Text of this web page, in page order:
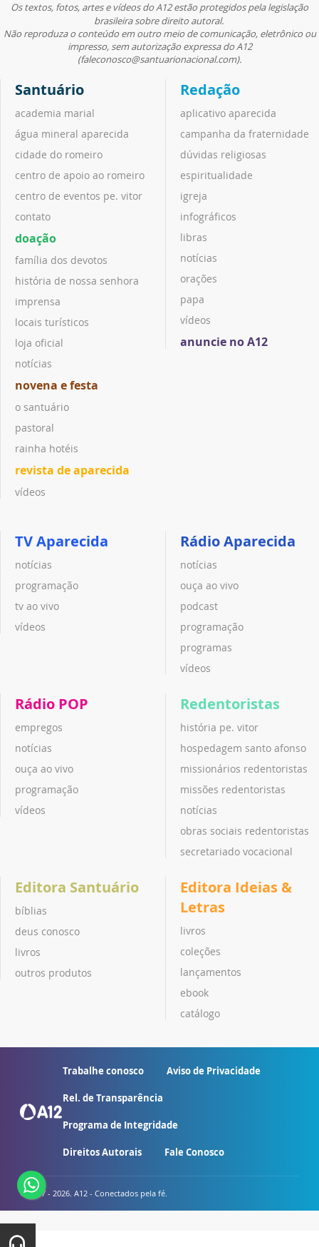
Os textos, fotos, artes e vídeos do A12 estão protegidos pela legislação
brasileira sobre direito autoral.
Não reproduza o conteúdo em outro meio de comunicação, eletrônico ou
impresso, sem autorização expressa do A12
(faleconosco@santuarionacional.com).
Santuário
academia marial
água mineral aparecida
cidade do romeiro
centro de apoio ao romeiro
centro de eventos pe. vitor
contato
doação
família dos devotos
história de nossa senhora
imprensa
locais turísticos
loja oficial
notícias
novena e festa
o santuário
pastoral
rainha hotéis
revista de aparecida
vídeos
Redação
aplicativo aparecida
campanha da fraternidade
dúvidas religiosas
espiritualidade
igreja
infográficos
libras
notícias
orações
papa
vídeos
anuncie no A12
TV Aparecida
notícias
programação
tv ao vivo
vídeos
Rádio Aparecida
notícias
ouça ao vivo
podcast
programação
programas
vídeos
Rádio POP
empregos
notícias
ouça ao vivo
programação
vídeos
Redentoristas
história pe. vitor
hospedagem santo afonso
missionários redentoristas
missões redentoristas
notícias
obras sociais redentoristas
secretariado vocacional
Editora Santuário
bíblias
deus conosco
livros
outros produtos
Editora Ideias &
Letras
livros
coleções
lançamentos
ebook
catálogo
Trabalhe conosco Aviso de Privacidade
Rel. de Transparência
Programa de Integridade
Direitos Autorais Fale Conosco
© 2007 - 2026. A12 - Conectados pela fé.